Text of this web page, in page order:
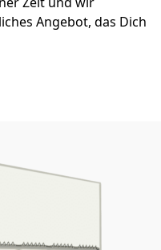
Angebot, das Dich